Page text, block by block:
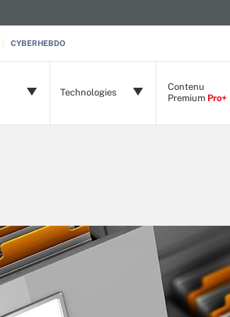
CYBERHEBDO
Technologies
Contenu
Premium Pro+